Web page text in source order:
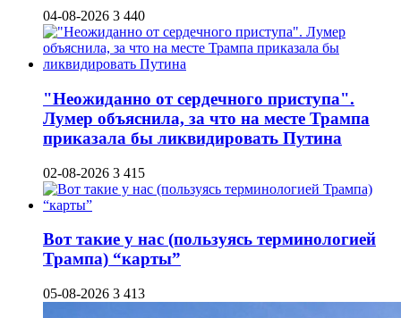
04-08-2026 3 440
"Неожиданно от сердечного приступа".
Лумер объяснила, за что на месте Трампа
приказала бы ликвидировать Путина
02-08-2026 3 415
Вот такие у нас (пользуясь терминологией
Трампа) “карты”
05-08-2026 3 413